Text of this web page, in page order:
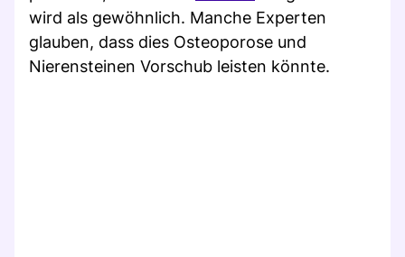
wird als gewöhnlich. Manche Experten
glauben, dass dies Osteoporose und
Nierensteinen Vorschub leisten könnte.